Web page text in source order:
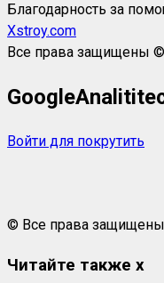
Благодарность за
Xstroy.com
Все права защищены ©
Войти для покрутить
© Все права
Читайте также x